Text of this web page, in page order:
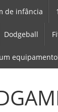
de infância
Dodgeball